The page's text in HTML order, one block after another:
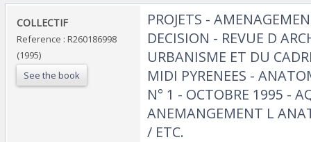
‎COLLECTIF‎
Reference : R260186998
(1995)
See the book
‎PROJETS -
DECISION - REVUE D
URBANISME ET DU
MIDI PYRENEES -
N° 1 - OCTOBRE 1995 -
ANEMANGEMENT L
/ ETC.‎